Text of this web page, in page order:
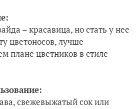
– красавица, но стать у нее
цветоносов, лучше
плане цветников в стиле
свежевыжатый сок или